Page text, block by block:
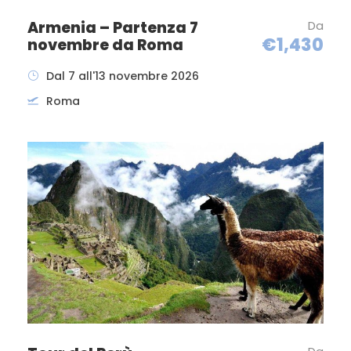
Kanazawa Korinbo 4* o similare. Cena con menù
occidentale nelle vicinanze dell’hotel.
inizierà con l’imperdibile Kenrokuen, giustamente
classificato come uno dei “tre giardini
paesaggistici” più belli del Giappone situato nelle
vicinanze del parco nell’area del castello di
Kanazawa. Si proseguirà con la visita del
quartiere di Nagamachi, in passato sede delle
residenze dei Samurai. Ancora oggi è possibile
visitare una di queste abitazioni, un’antica casa
Samurai, chiamata Casa Nomura, bellissima e
curatissima magione in stile giapponese,
impreziosita da uno stupendo giardino. Pranzo
Armenia – Partenza 7
novembre da Roma
Da
€1,430
Dal 7 all'13 novembre 2026
Roma